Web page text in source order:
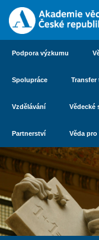
Podpora výzkumu
Spolupráce
Vzdělávání Vědecké
Partnerství Věda